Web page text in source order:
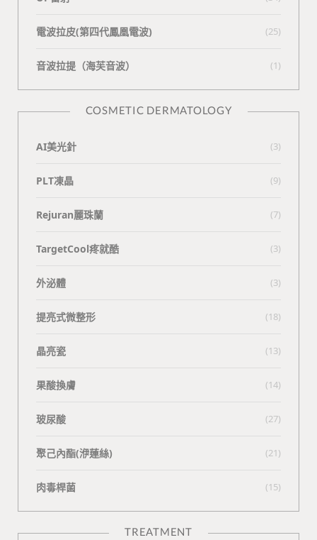
電波拉皮(第四代鳳凰電波) (25)
⾳波拉提（海芙⾳波） (1)
COSMETIC DERMATOLOGY
AI美光針 (3)
PLT凍晶 (9)
Rejuran麗珠蘭 (7)
TargetCool疼就酷 (3)
外泌體 (3)
提亮式微整形 (18)
晶亮瓷 (13)
果酸換膚 (14)
玻尿酸 (27)
聚己內酯(洢蓮絲) (21)
肉毒桿菌 (15)
TREATMENT